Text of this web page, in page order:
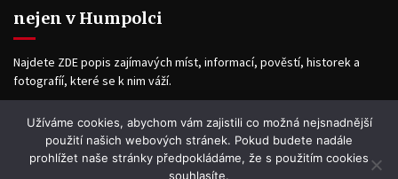
nejen v Humpolci
Najdete ZDE popis zajímavých míst, informací, pověstí, historek a
fotografíí, které se k nim váží.
Facebook
Užíváme cookies, abychom vám zajistili co možná nejsnadnější
použití našich webových stránek. Pokud budete nadále
prohlížet naše stránky předpokládáme, že s použitím cookies
souhlasíte.